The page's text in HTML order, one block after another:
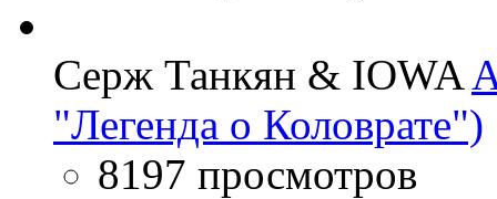
Серж Танкян & IOWA
"Легенда о Коловрате")
8197 просмотров